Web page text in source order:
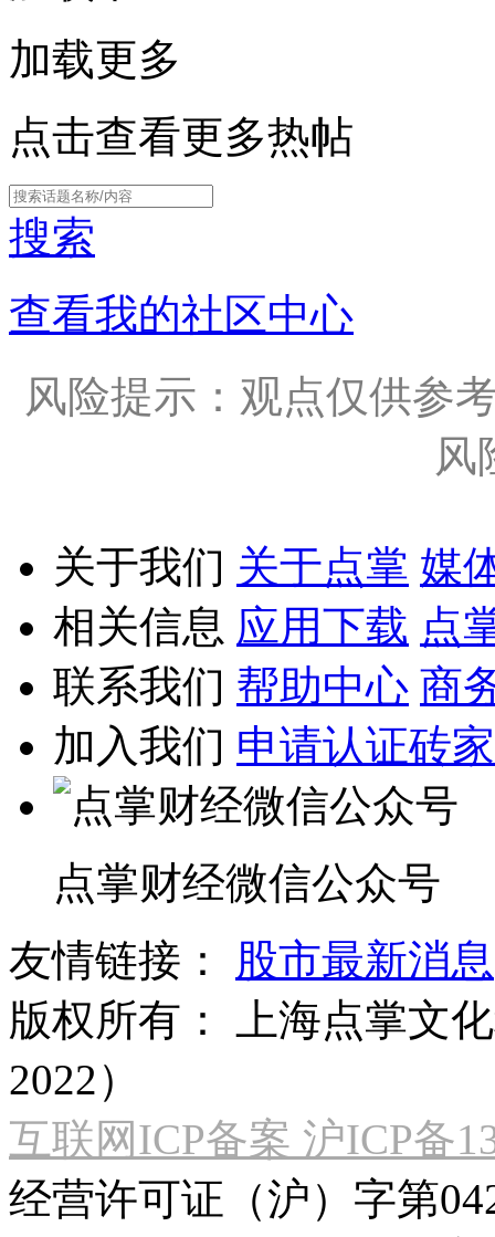
加载更多
点击查看更多热帖
搜索
查看我的社区中心
风险提示：观点仅供参
风
关于我们 关于点掌 媒
相关信息 应用下载 点
联系我们 帮助中心 商
加入我们 申请认证砖家
点掌财经微信公众号
友情链接：
股市最新消息
版权所有：
上海点掌文
2022）
互联网ICP备案 沪ICP备
经营许可证（沪）字第